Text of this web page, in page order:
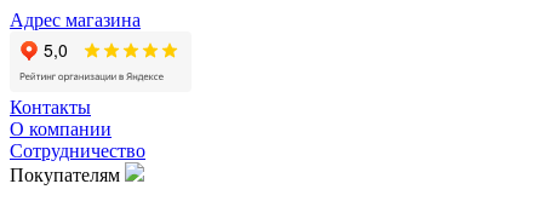
Адрес магазина
Контакты
О компании
Сотрудничество
Покупателям